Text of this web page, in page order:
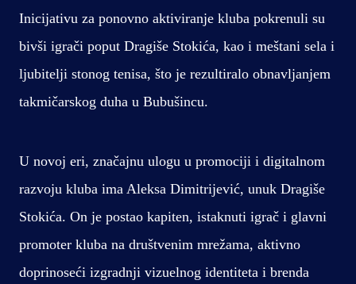
Inicijativu za ponovno aktiviranje kluba pokrenuli su
bivši igrači poput Dragiše Stokića, kao i meštani sela i
ljubitelji stonog tenisa, što je rezultiralo obnavljanjem
takmičarskog duha u Bubušincu.
U novoj eri, značajnu ulogu u promociji i digitalnom
razvoju kluba ima Aleksa Dimitrijević, unuk Dragiše
Stokića. On je postao kapiten, istaknuti igrač i glavni
promoter kluba na društvenim mrežama, aktivno
doprinoseći izgradnji vizuelnog identiteta i brenda